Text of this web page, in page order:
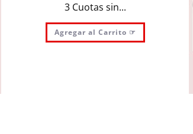
3 Cuotas sin...
Agregar al Carrito ☞